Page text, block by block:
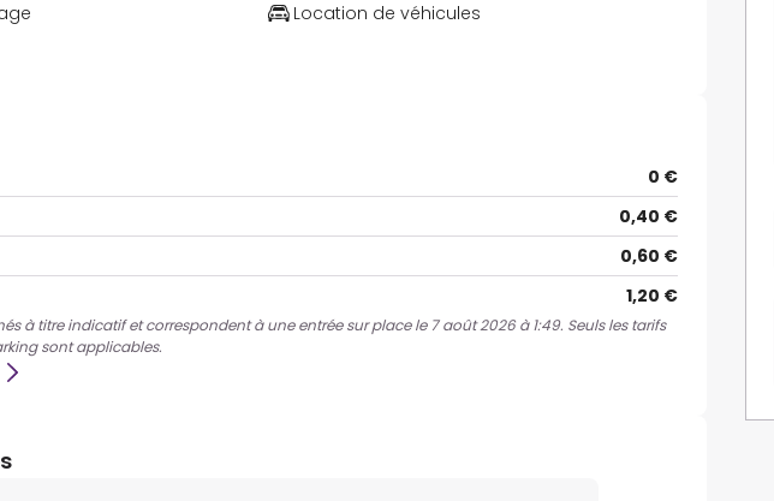
Location de véhicules
0 €
0,40 €
0,60 €
1,20 €
à titre indicatif et correspondent à une entrée sur place le 7 août 2026 à 1:49. Seuls les tarifs
sont applicables.